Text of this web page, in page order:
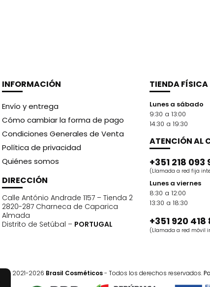
INFORMACIÓN
Envío y entrega
Cómo cambiar la forma de pago
Condiciones Generales de Venta
Política de privacidad
Quiénes somos
DIRECCIÓN
Calle António Andrade 1157 – Tienda 2
2820-287 Charneca de Caparica
Almada
Distrito de Setúbal – PORTUGAL
TIENDA FÍSICA
Lunes a sábado
9:30 a 13:00
14:30 a 19:30
ATENCIÓN AL
+351 218 093
(Llamada a red fija
Lunes a viernes
8:30 a 12:00
13:30 a 18:30
+351 920 418
(Llamada a red móvil
© 2021-2026 Brasil Cosméticos- Todos los derechos reservados.